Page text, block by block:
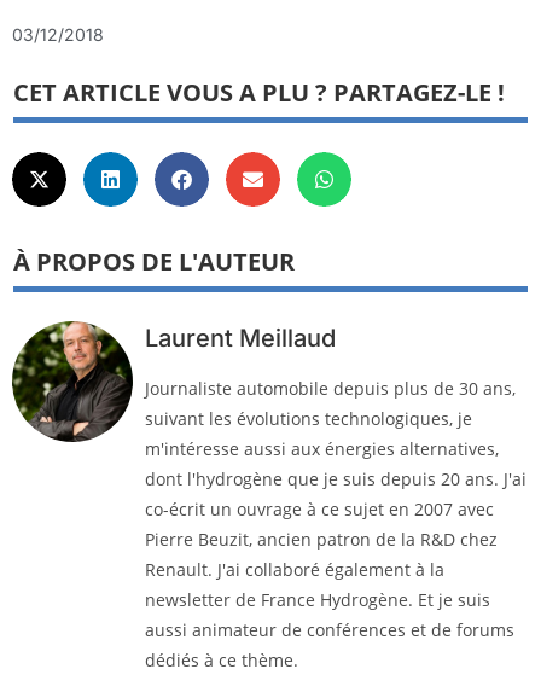
03/12/2018
CET ARTICLE VOUS A PLU ? PARTAGEZ-LE !
À PROPOS DE L'AUTEUR
Laurent Meillaud
Journaliste automobile depuis plus de 30 ans,
suivant les évolutions technologiques, je
m'intéresse aussi aux énergies alternatives,
dont l'hydrogène que je suis depuis 20 ans. J'ai
co-écrit un ouvrage à ce sujet en 2007 avec
Pierre Beuzit, ancien patron de la R&D chez
Renault. J'ai collaboré également à la
newsletter de France Hydrogène. Et je suis
aussi animateur de conférences et de forums
dédiés à ce thème.